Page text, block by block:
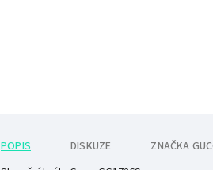
POPIS DISKUZE ZNAČKA